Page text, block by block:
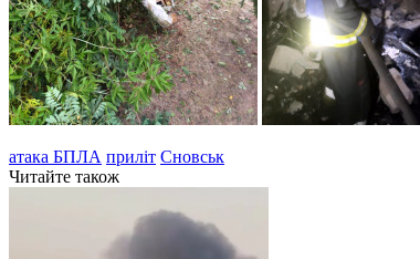
атака БПЛА приліт Сновськ
Читайте також